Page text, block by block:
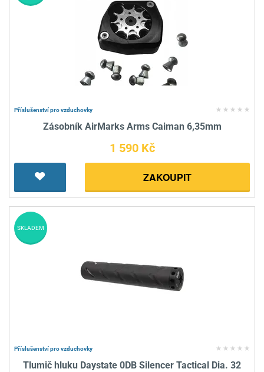
Příslušenství pro vzduchovky
Zásobník AirMarks Arms Caiman 6,35mm
1 590 Kč
ZAKOUPIT
Příslušenství pro vzduchovky
Tlumič hluku Daystate 0DB Silencer Tactical Dia. 32
SKLADEM